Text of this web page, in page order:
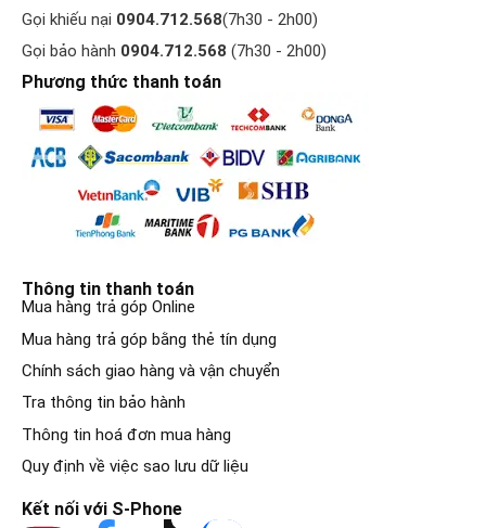
Gọi khiếu nại 0904.712.568(7h30 - 2h00)
Gọi bảo hành 0904.712.568 (7h30 - 2h00)
Phương thức thanh toán
Thông tin thanh toán
Mua hàng trả góp Online
Mua hàng trả góp bằng thẻ tín dụng
Chính sách giao hàng và vận chuyển
Tra thông tin bảo hành
Thông tin hoá đơn mua hàng
Quy định về việc sao lưu dữ liệu
Kết nối với S-Phone